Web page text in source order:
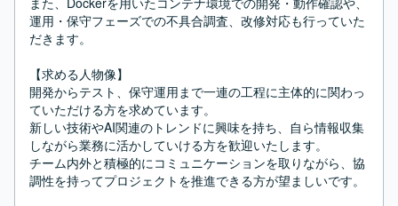
運用・保守フェーズでの不具合調査、改修対応も行っていた
だきます。
【求める人物像】
開発からテスト、保守運用まで一連の工程に主体的に関わっ
ていただける方を求めています。
新しい技術やAI関連のトレンドに興味を持ち、自ら情報収集
しながら業務に活かしていける方を歓迎いたします。
チーム内外と積極的にコミュニケーションを取りながら、協
調性を持ってプロジェクトを推進できる方が望ましいです。